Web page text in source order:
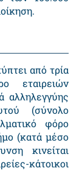
από τρία
εταιρειών
αλληλεγγύης
(σύνολο
φόρο
(κατά μέσο
κινείται
κάτοικοι